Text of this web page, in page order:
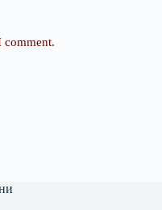
comment.